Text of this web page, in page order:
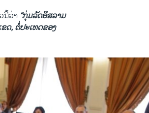
ນີ້ວ່າ “ກຸ່ມລັດອິສລາມ
ດ, ຕໍ່ປະເທດຂອງ